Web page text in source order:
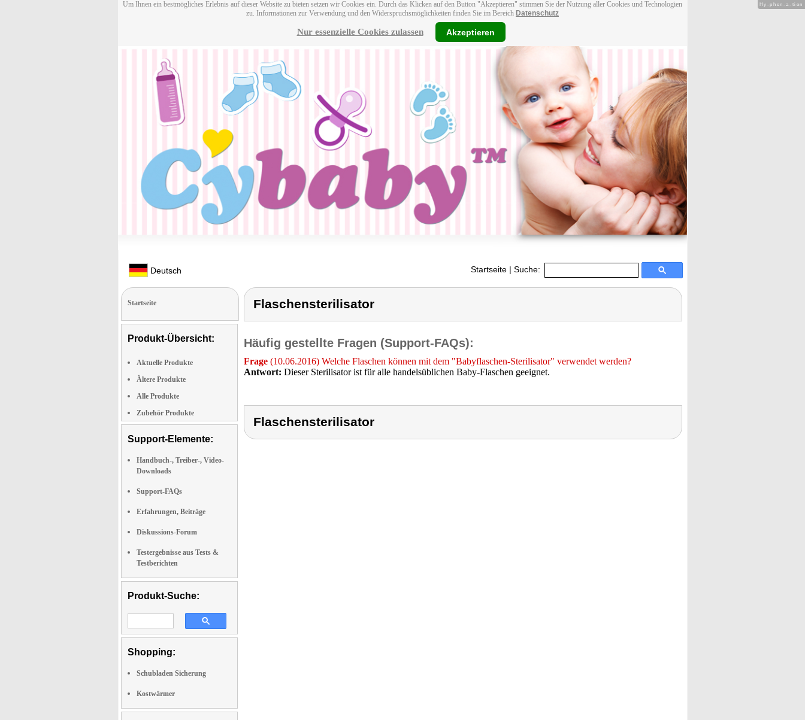
Um Ihnen ein bestmögliches Erlebnis auf dieser Website zu bieten setzen wir Cookies ein. Durch das Klicken auf den Button "Akzeptieren" stimmen Sie der Nutzung aller Cookies und Technologien
zu. Informationen zur Verwendung und den Widerspruchsmöglichkeiten finden Sie im Bereich Datenschutz
Nur essenzielle Cookies zulassen Akzeptieren
Deutsch Startseite | Suche:
Startseite
Produkt-Übersicht:
Aktuelle Produkte
Ältere Produkte
Alle Produkte
Zubehör Produkte
Support-Elemente:
Handbuch-, Treiber-, Video-
Downloads
Support-FAQs
Erfahrungen, Beiträge
Diskussions-Forum
Testergebnisse aus Tests &
Testberichten
Produkt-Suche:
Shopping:
Schubladen Sicherung
Kostwärmer
Flaschensterilisator
Häufig gestellte Fragen (Support-FAQs):
Frage (10.06.2016) Welche Flaschen können mit dem "Babyflaschen-Sterilisator" verwendet werden?
Antwort: Dieser Sterilisator ist für alle handelsüblichen Baby-Flaschen geeignet.
Flaschensterilisator
Hy-phen-a-tion